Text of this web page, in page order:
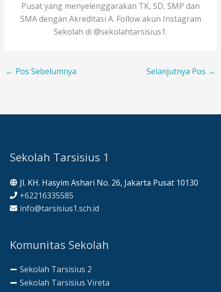
Pusat yang menyelenggarakan TK, SD, SMP dan
SMA dengan Akreditasi A. Follow akun Instagram
Sekolah di @sekolahtarsisius1.
← Pos Sebelumnya Selanjutnya Pos →
Sekolah Tarsisius 1
Jl. KH. Hasyim Ashari No. 26, Jakarta Pusat 10130
+62216335585
info@tarsisius1.sch.id
Komunitas Sekolah
Sekolah Tarsisius 2
Sekolah Tarsisius Vireta